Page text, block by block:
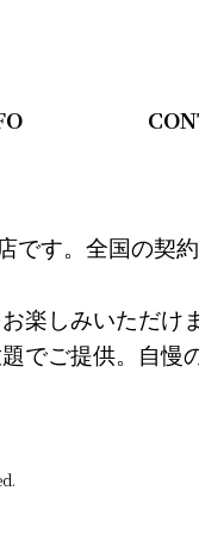
です。 全国の契
楽しみいただけ
でご提供。 自慢